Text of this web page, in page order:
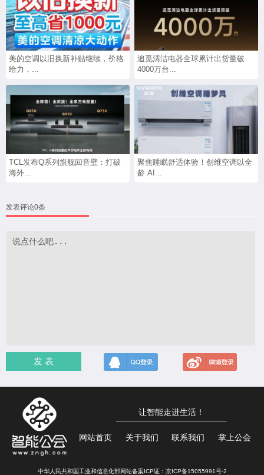
美的空调以旧换新补贴继续，价格
给力，...
追觅清洁电器全球累计出货量破
4000万台...
TCL发布Q系列旗舰回音壁：打破
海外...
聚焦睡眠舒适体验！创维空调以全
龄 AI...
发表评论0条
发 表
让智能走进生活！
网站首页 关于我们 联系我们 掌上公会
中华人民共和国工业和信息化部网站备案ICP证： 京ICP备15055991号-2